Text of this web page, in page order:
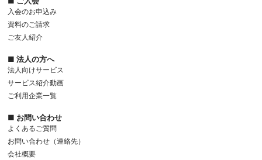
入会のお申込み
資料のご請求
ご友人紹介
■ 法人の方へ
法人向けサービス
サービス紹介動画
ご利用企業一覧
■ お問い合わせ
よくあるご質問
お問い合わせ（連絡先）
会社概要